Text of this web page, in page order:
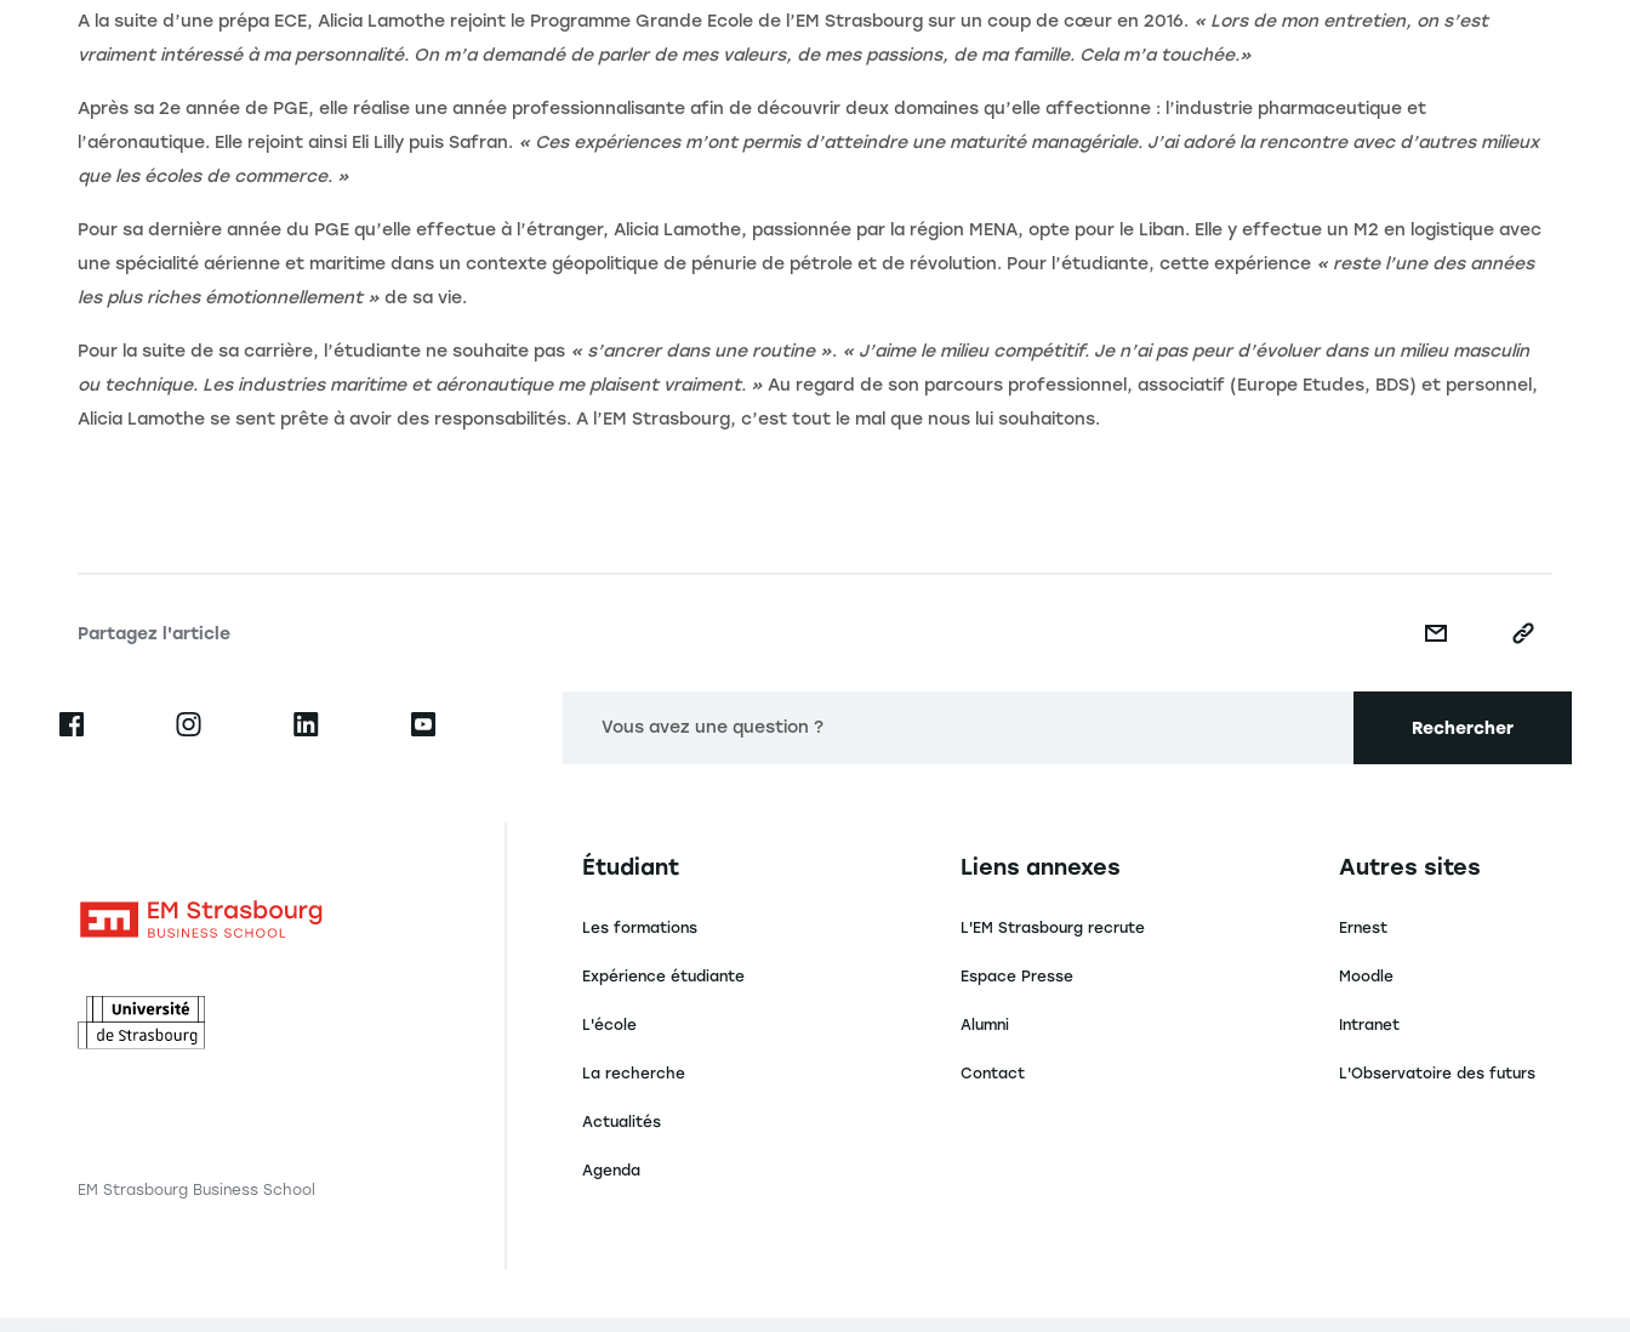
A la suite d’une prépa ECE, Alicia Lamothe rejoint le Programme Grande Ecole de l’EM Strasbourg sur un coup de cœur en 2016. « Lors de mon entretien, on s’est
vraiment intéressé à ma personnalité. On m’a demandé de parler de mes valeurs, de mes passions, de ma famille. Cela m’a touchée.»
Après sa 2e année de PGE, elle réalise une année professionnalisante afin de découvrir deux domaines qu’elle affectionne : l’industrie pharmaceutique et
l’aéronautique. Elle rejoint ainsi Eli Lilly puis Safran. « Ces expériences m’ont permis d’atteindre une maturité managériale. J’ai adoré la rencontre avec d’autres milieux
que les écoles de commerce. »
Pour sa dernière année du PGE qu’elle effectue à l’étranger, Alicia Lamothe, passionnée par la région MENA, opte pour le Liban. Elle y effectue un M2 en logistique avec
une spécialité aérienne et maritime dans un contexte géopolitique de pénurie de pétrole et de révolution. Pour l’étudiante, cette expérience « reste l’une des années
les plus riches émotionnellement » de sa vie.
Pour la suite de sa carrière, l’étudiante ne souhaite pas « s’ancrer dans une routine ». « J’aime le milieu compétitif. Je n’ai pas peur d’évoluer dans un milieu masculin
ou technique. Les industries maritime et aéronautique me plaisent vraiment. » Au regard de son parcours professionnel, associatif (Europe Etudes, BDS) et personnel,
Alicia Lamothe se sent prête à avoir des responsabilités. A l’EM Strasbourg, c’est tout le mal que nous lui souhaitons.
Partagez l'article
Vous avez une question ? Rechercher
EM Strasbourg Business School
Navigation principale footer
Étudiant
Les formations
Expérience étudiante
L'école
La recherche
Actualités
Agenda
Navigation secondaire footer
Liens annexes
L'EM Strasbourg recrute
Espace Presse
Alumni
Contact
Navigation tertiaire footer
Autres sites
Ernest
Moodle
Intranet
L'Observatoire des futurs